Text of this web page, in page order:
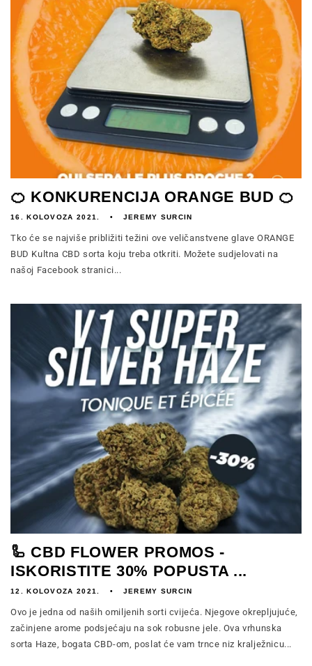
🍊 KONKURENCIJA ORANGE BUD 🍊
16. KOLOVOZA 2021. JEREMY SURCIN
Tko će se najviše približiti težini ove veličanstvene glave ORANGE
BUD Kultna CBD sorta koju treba otkriti. Možete sudjelovati na
našoj Facebook stranici...
🦾 CBD FLOWER PROMOS -
ISKORISTITE 30% POPUSTA ...
12. KOLOVOZA 2021. JEREMY SURCIN
Ovo je jedna od naših omiljenih sorti cvijeća. Njegove okrepljujuće,
začinjene arome podsjećaju na sok robusne jele. Ova vrhunska
sorta Haze, bogata CBD-om, poslat će vam trnce niz kralježnicu...